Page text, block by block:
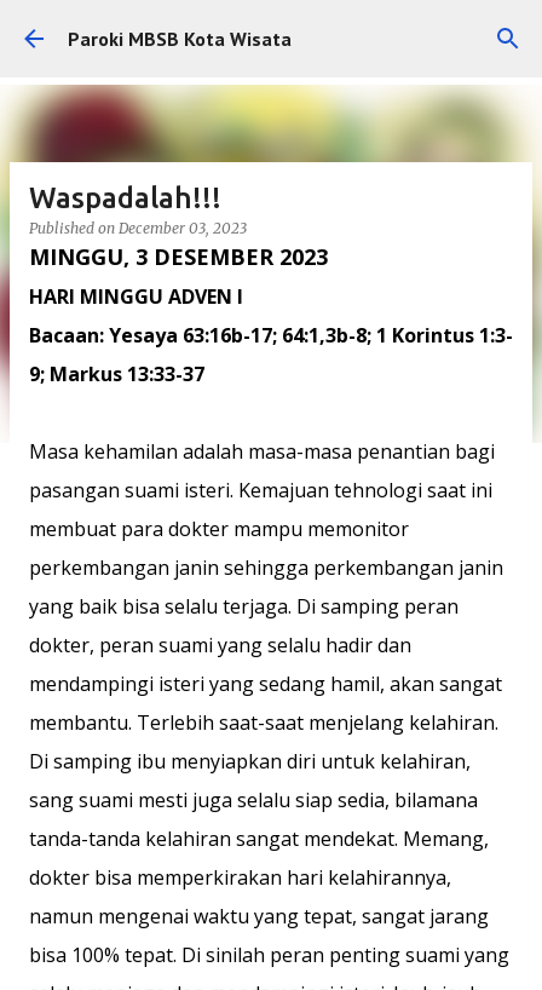
Skip to main content
Paroki MBSB Kota Wisata
Waspadalah!!!
Published on December 03, 2023
MINGGU, 3 DESEMBER 2023
HARI MINGGU ADVEN I
Bacaan: Yesaya 63:16b-17; 64:1,3b-8; 1 Korintus 1:3-
9; Markus 13:33-37
Masa kehamilan adalah masa-masa penantian bagi
pasangan suami isteri. Kemajuan tehnologi saat ini
membuat para dokter mampu memonitor
perkembangan janin sehingga perkembangan janin
yang baik bisa selalu terjaga. Di samping peran
dokter, peran suami yang selalu hadir dan
mendampingi isteri yang sedang hamil, akan sangat
membantu. Terlebih saat-saat menjelang kelahiran.
Di samping ibu menyiapkan diri untuk kelahiran,
sang suami mesti juga selalu siap sedia, bilamana
tanda-tanda kelahiran sangat mendekat. Memang,
dokter bisa memperkirakan hari kelahirannya,
namun mengenai waktu yang tepat, sangat jarang
bisa 100% tepat. Di sinilah peran penting suami yang